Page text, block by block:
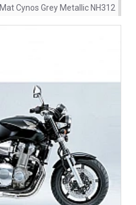
Mat Cynos Grey Metallic NH312